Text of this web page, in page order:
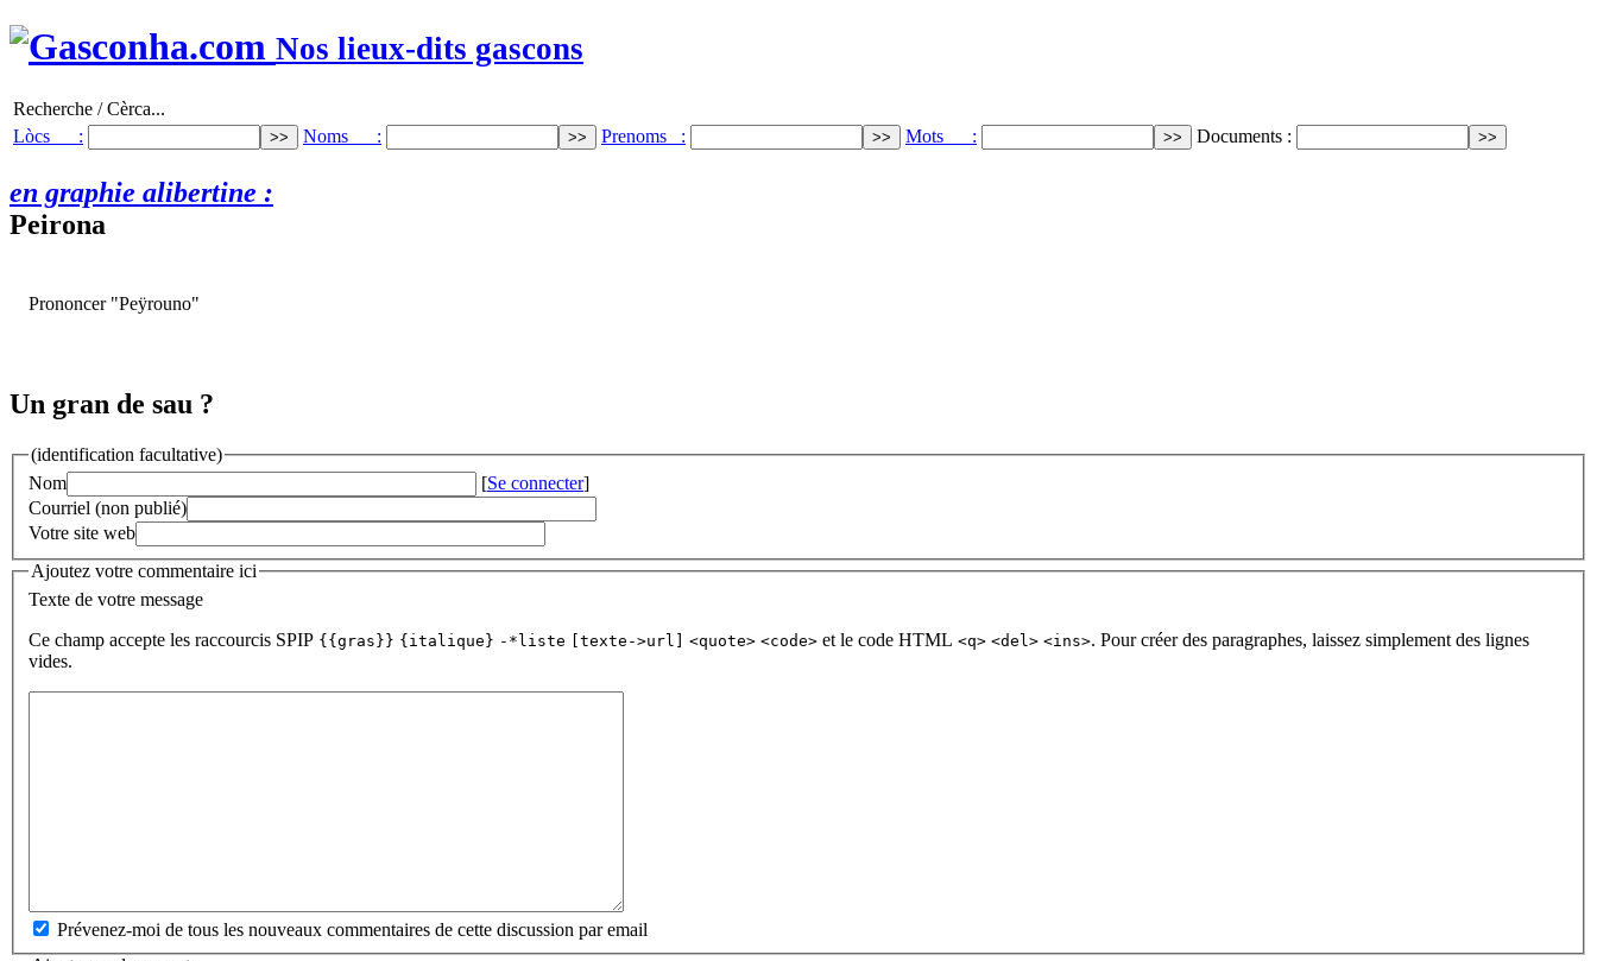
Nos lieux-dits gascons
Recherche / Cèrca...
Lòcs :
Noms : Prenoms : Mots : Documents :
en graphie alibertine :
Peirona
Prononcer "Peÿrouno"
Un gran de sau ?
(identification facultative)
Nom
[Se connecter]
Courriel (non publié)
Votre site web
Ajoutez votre commentaire ici
Texte de votre message
Ce champ accepte les raccourcis SPIP {{gras}} {italique} -*liste [texte->url] <quote> <code> et le code HTML <q> <del> <ins>. Pour créer des paragraphes, laissez simplement des lignes
vides.
Prévenez-moi de tous les nouveaux commentaires de cette discussion par email